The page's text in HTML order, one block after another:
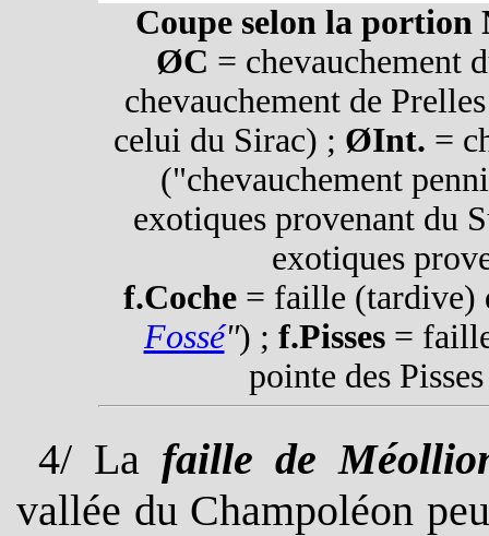
Coupe selon la portion
ØC = chevauchement
chevauchement de
celui du Sirac) ; ØInt. =
("chevauchement
exotiques provenant du
exotiques
f.Coche = faille (tardive)
Fossé") ; f.Pisses= faille
pointe des
4/ La faille de
vallée du Champoléon